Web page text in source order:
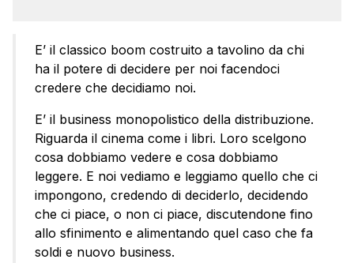
E’ il classico boom costruito a tavolino da chi
ha il potere di decidere per noi facendoci
credere che decidiamo noi.
E’ il business monopolistico della distribuzione.
Riguarda il cinema come i libri. Loro scelgono
cosa dobbiamo vedere e cosa dobbiamo
leggere. E noi vediamo e leggiamo quello che ci
impongono, credendo di deciderlo, decidendo
che ci piace, o non ci piace, discutendone fino
allo sfinimento e alimentando quel caso che fa
soldi e nuovo business.